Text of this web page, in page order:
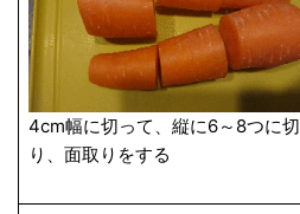
4cm幅に切って、縦に6～8つに切
り、面取りをする